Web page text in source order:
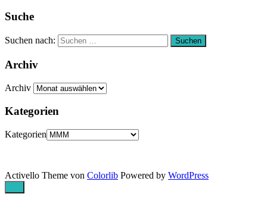
Suche
Suchen nach: Suchen
Archiv
Archiv
Kategorien
Kategorien
Activello Theme von Colorlib Powered by WordPress